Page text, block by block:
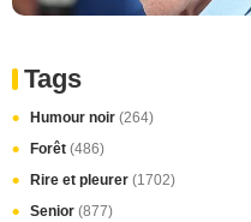
Tags
Humour noir (264)
Forêt (486)
Rire et pleurer (1702)
Senior (877)